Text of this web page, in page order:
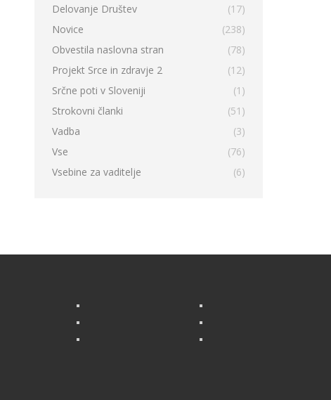
Delovanje Društev
(17)
Novice
(238)
Obvestila naslovna stran
(78)
Projekt Srce in zdravje 2
(12)
Srčne poti v Sloveniji
(1)
Strokovni članki
(51)
Vadba
(3)
Vse
(76)
Vsebine za vaditelje
(6)